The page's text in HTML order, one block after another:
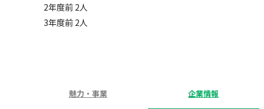
2年度前 2人
3年度前 2人
魅力・事業 企業情報